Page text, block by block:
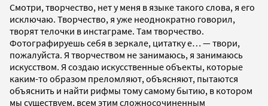
Смотри, творчество, нет у меня в языке такого слова, я его
исключаю. Творчество, я уже неоднократно говорил,
творят телочки в инстаграме. Там творчество.
Фотографируешь себя в зеркале, цитатку е… — твори,
пожалуйста. Я творчеством не занимаюсь, я занимаюсь
искусством. Я создаю искусственные объекты, которые
каким-то образом преломляют, объясняют, пытаются
объяснить и найти рифмы тому самому бытию, в котором
мы существуем, всем этим сложносочиненным